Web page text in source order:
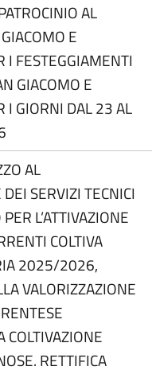
AL
E
I FESTEGGIAMENTI
GIACOMO E
I GIORNI DAL 23 AL
AL
SERVIZI TECNICI
L’ATTIVAZIONE
COLTIVA
2025/2026,
VALORIZZAZIONE
COLTIVAZIONE
RETTIFICA